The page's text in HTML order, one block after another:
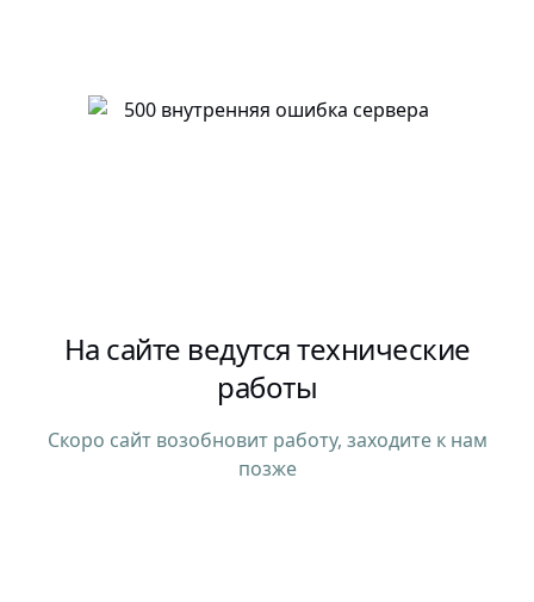
На сайте ведутся технические
работы
Скоро сайт возобновит работу, заходите к нам
позже